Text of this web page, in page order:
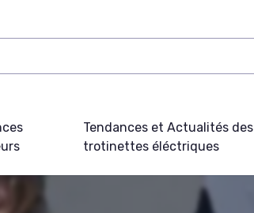
Tendances et Actualités des
trotinettes éléctriques